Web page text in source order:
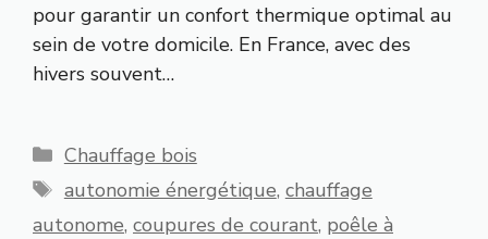
pour garantir un confort thermique optimal au
sein de votre domicile. En France, avec des
hivers souvent…
Catégories
Chauffage bois
Étiquettes
autonomie énergétique, chauffage
autonome, coupures de courant, poêle à